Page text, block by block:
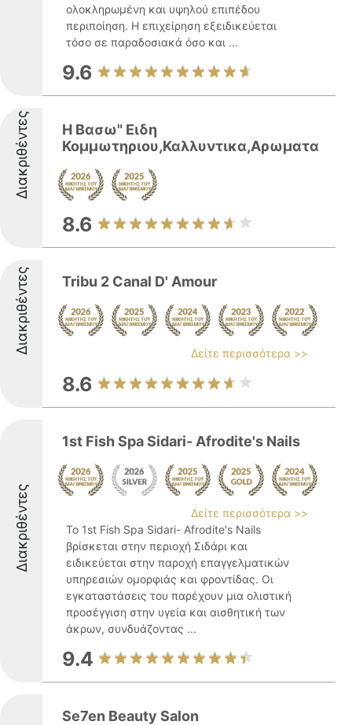
ολοκληρωμένη και υψηλού επιπέδου
περιποίηση. Η επιχείρηση εξειδικεύεται
τόσο σε παραδοσιακά όσο και ...
9.6
Διακριθέντες
Η Βασω" Ειδη
Κομμωτηριου,Καλλυντικα,Αρωματα
8.6
Διακριθέντες Tribu 2 Canal D' Amour
Δείτε περισσότερα >>
8.6
Διακριθέντες
1st Fish Spa Sidari- Afrodite's Nails
Δείτε περισσότερα >>
Το 1st Fish Spa Sidari- Afrodite's Nails
βρίσκεται στην περιοχή Σιδάρι και
ειδικεύεται στην παροχή επαγγελματικών
υπηρεσιών ομορφιάς και φροντίδας. Οι
εγκαταστάσεις του παρέχουν μια ολιστική
προσέγγιση στην υγεία και αισθητική των
άκρων, συνδυάζοντας ...
9.4
Se7en Beauty Salon